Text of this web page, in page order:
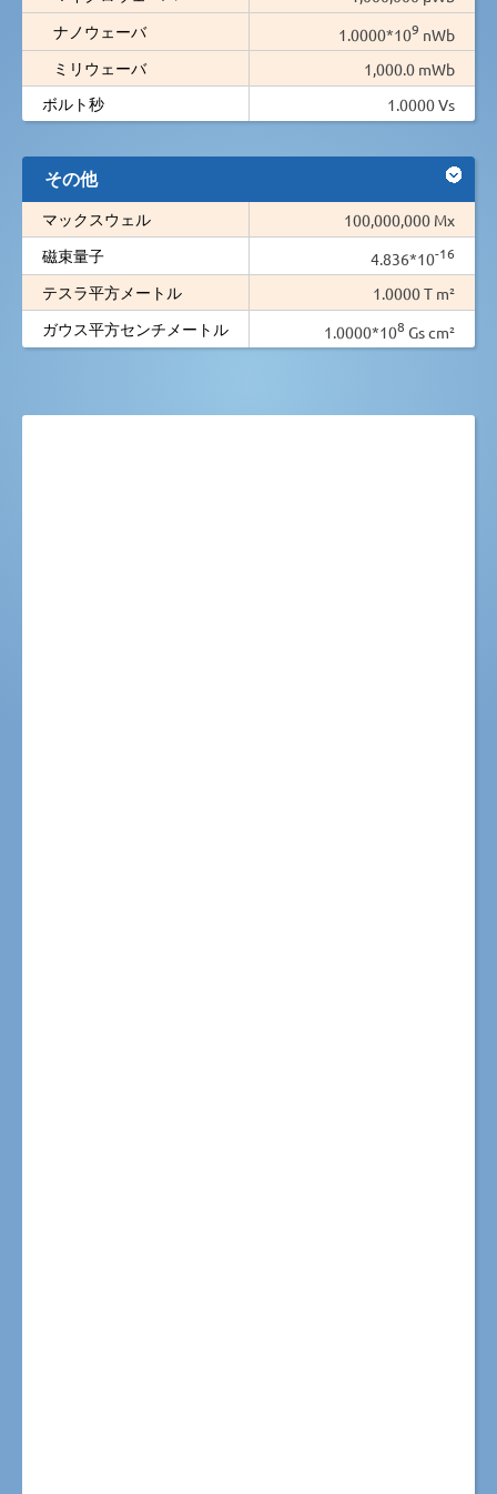
ナノウェーバ
1.0000*109 nWb
ミリウェーバ
1,000.0 mWb
ボルト秒
1.0000 Vs
その他
マックスウェル
100,000,000 Mx
磁束量子
4.836*10-16
テスラ平方メートル
1.0000 T m²
ガウス平方センチメートル
1.0000*108 Gs cm²